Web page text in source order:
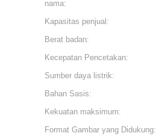
nama:
Kapasitas penjual:
Berat badan:
Kecepatan Pencetakan:
Sumber daya listrik:
Bahan Sasis:
Kekuatan maksimum:
Format Gambar yang Didukung: